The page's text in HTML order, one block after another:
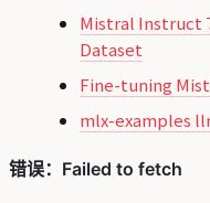
Mistral Instruct
Dataset
Fine-tuning
mlx-examples